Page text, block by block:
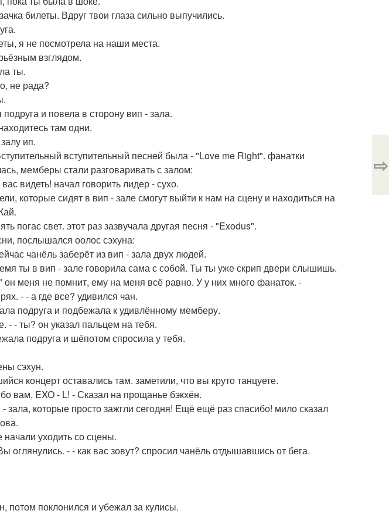
билеты. Вдруг твои глаза сильно выпучились.
я не посмотрела на наши места.
взглядом.
ты.
не рада?
и повела в сторону вип - зала.
там одни.
ип.
вступительный песней была - "Love me Right". фанатки
мемберы стали разговаривать с залом:
видеть! начал говорить лидер - сухо.
которые сидят в вип - зале смогут выйти к нам на сцену и находиться на
погас свет. этот раз зазвучала другая песня - "Exodus".
послышался оолос сэхуна:
чанёль заберёт из вип - зала двух людей.
ты в вип - зале говорила сама с собой. Ты ты уже скрип двери слышишь.
меня не помнит, ему на меня всё равно. У у них много фанаток. -
- - а где все? удивился чан.
подруга и подбежала к удивлённому мемберу.
- - ты? он указал пальцем на тебя.
подруга и шёпотом спросила у тебя.
сэхун.
концерт оставались там. заметили, что вы круто танцуете.
вам, EXO - L! - Сказал на прощанье бэкхён.
зала, которые просто зажгли сегодня! Ещё ещё раз спасибо! мило сказал
уходить со сцены.
оглянулись. - - как вас зовут? спросил чанёль отдышавшись от бега.
потом поклонился и убежал за кулисы.
⇨